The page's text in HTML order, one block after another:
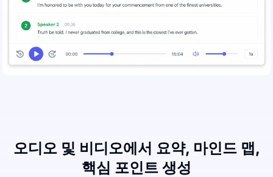
오디오 및 비디오에서 요약, 마인드 맵,
핵심 포인트 생성